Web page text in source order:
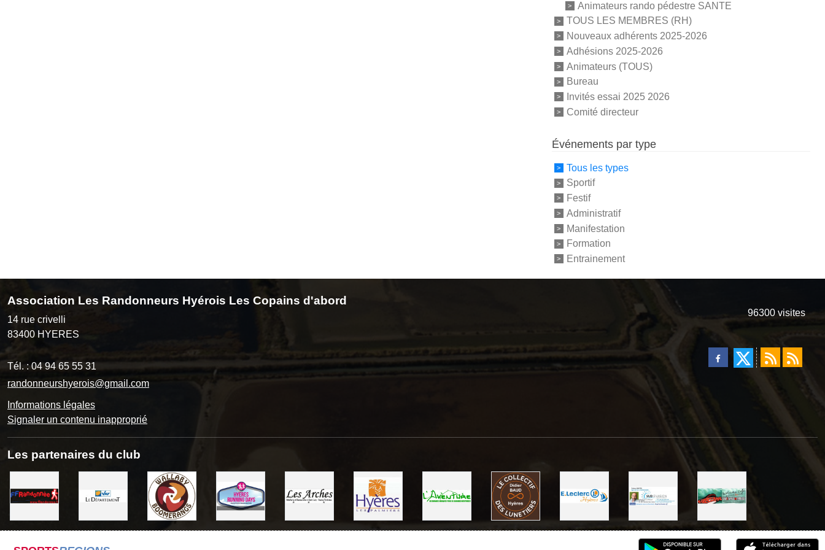
Animateurs rando pédestre SANTE
TOUS LES MEMBRES (RH)
Nouveaux adhérents 2025-2026
Adhésions 2025-2026
Animateurs (TOUS)
Bureau
Invités essai 2025 2026
Comité directeur
Événements par type
Tous les types
Sportif
Festif
Administratif
Manifestation
Formation
Entrainement
Association Les Randonneurs Hyérois Les Copains d'abord
14 rue crivelli
83400 HYERES
Tél. :04 94 65 55 31
randonneurshyerois@gmail.com
Informations légales
Signaler un contenu inapproprié
96300 visites
Les partenaires du club